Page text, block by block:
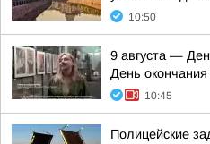
10:50
9 августа —
День
10:45
Полицейские